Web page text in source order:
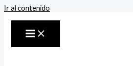
Ir al contenido